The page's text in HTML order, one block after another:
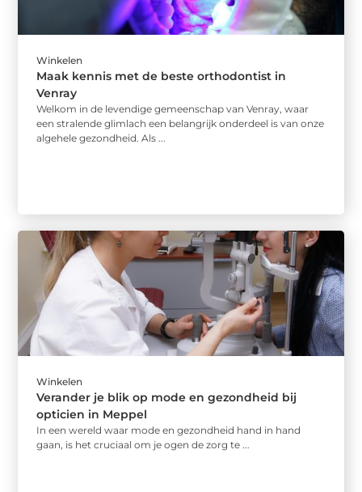
Winkelen
Maak kennis met de beste orthodontist in
Venray
Welkom in de levendige gemeenschap van Venray, waar
een stralende glimlach een belangrijk onderdeel is van onze
algehele gezondheid. Als ...
Winkelen
Verander je blik op mode en gezondheid bij
opticien in Meppel
In een wereld waar mode en gezondheid hand in hand
gaan, is het cruciaal om je ogen de zorg te ...